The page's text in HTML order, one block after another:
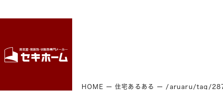
HOME 住宅あるある /aruaru/tag/